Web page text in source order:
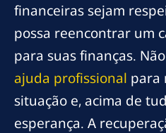
financeiras sejam
possa reencontrar um
para suas finanças.
ajuda profissional para
situação e, acima de
esperança. A